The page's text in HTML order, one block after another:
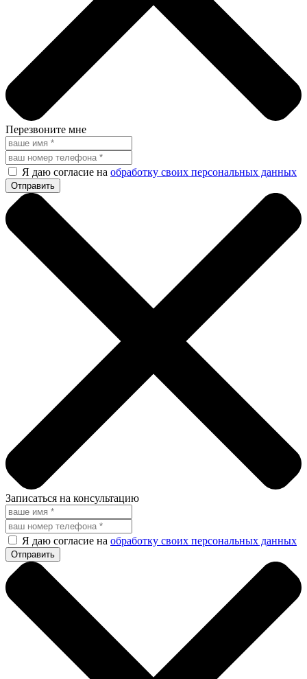
Перезвоните мне
Я даю согласие на обработку своих персональных данных
Записаться на консультацию
Я даю согласие на обработку своих персональных данных